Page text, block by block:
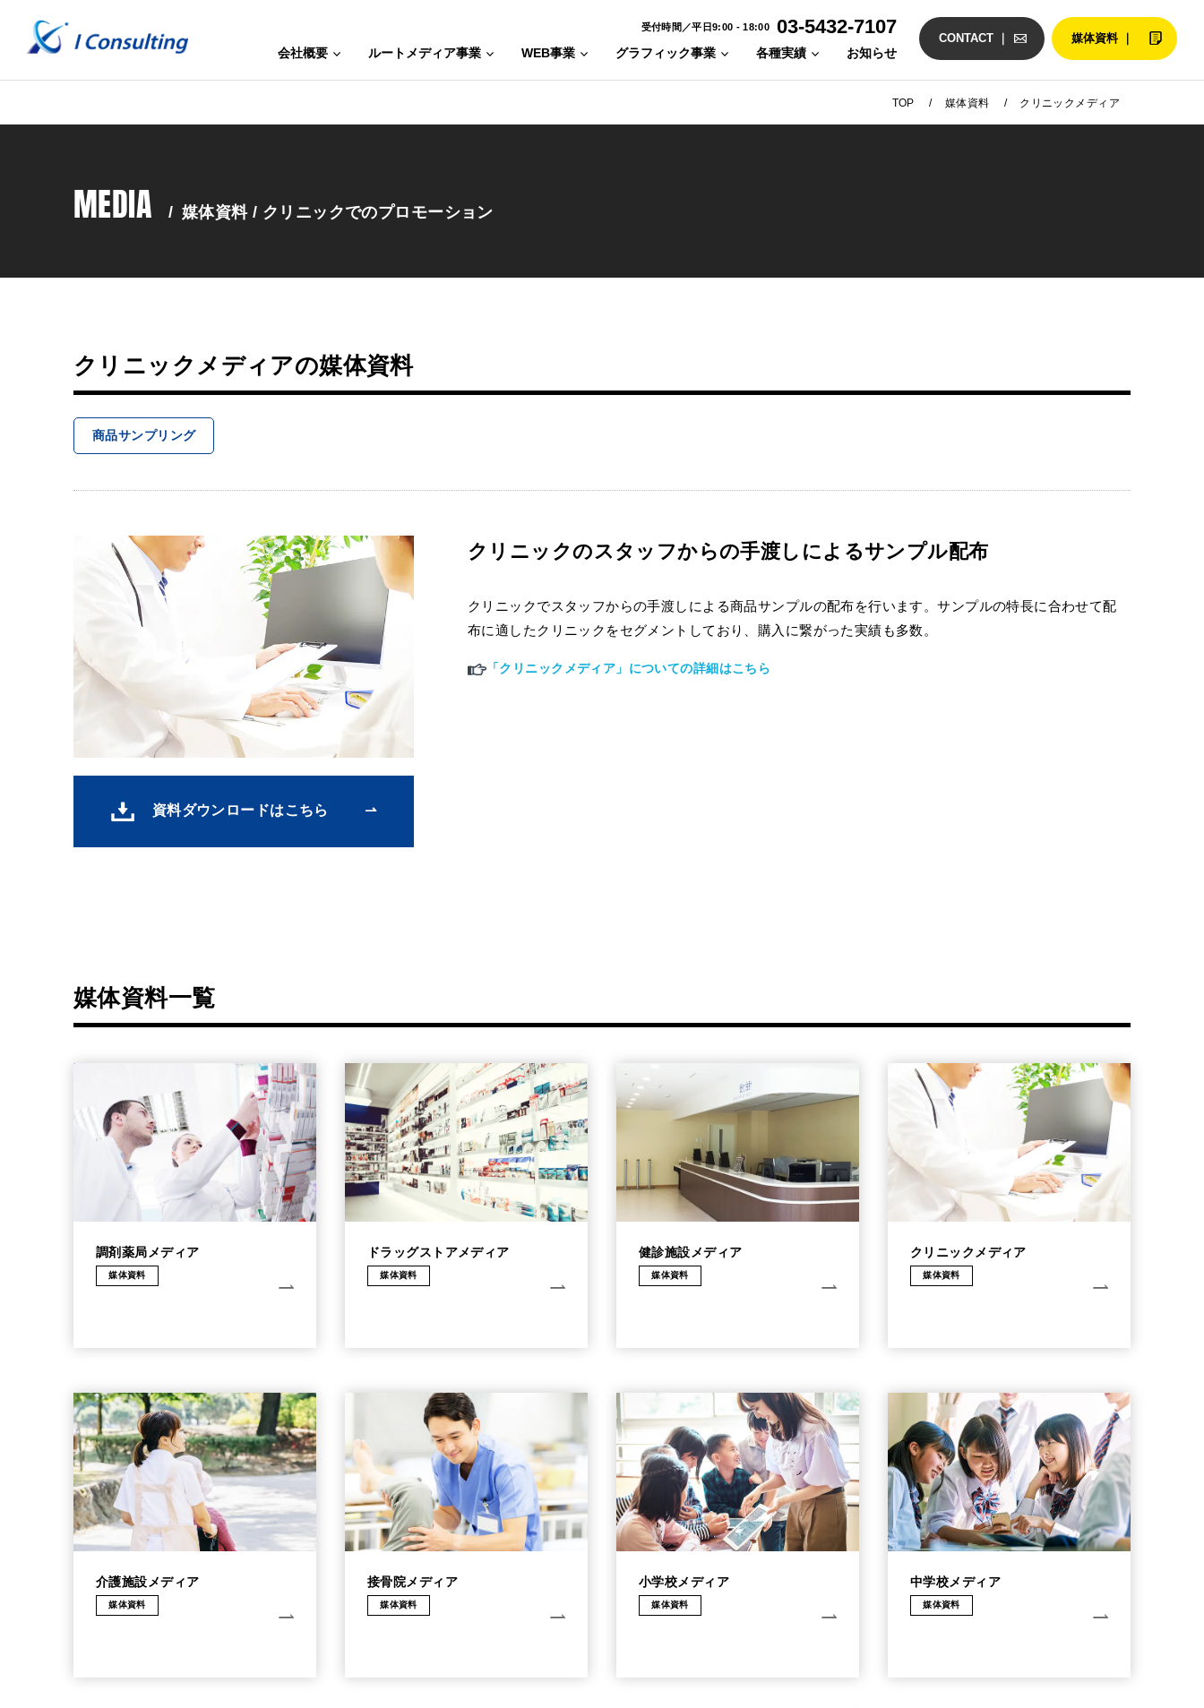
受付時間／平日9:00 - 18:00 03-5432-7107
会社概要 ルートメディア事業 WEB事業 グラフィック事業 各種実績 お知らせ
CONTACT ｜ 媒体資料 ｜
TOP / 媒体資料 / クリニックメディア
MEDIA / 媒体資料 / クリニックでのプロモーション
クリニックメディアの媒体資料
商品サンプリング
資料ダウンロードはこちら
クリニックのスタッフからの手渡しによるサンプル配布
クリニックでスタッフからの手渡しによる商品サンプルの配布を行います。サンプルの特長に合わせて配
布に適したクリニックをセグメントしており、購入に繋がった実績も多数。
「クリニックメディア」についての詳細はこちら
媒体資料一覧
調剤薬局メディア
媒体資料
ドラッグストアメディア
媒体資料
健診施設メディア
媒体資料
クリニックメディア
媒体資料
介護施設メディア
媒体資料
接骨院メディア
媒体資料
小学校メディア
媒体資料
中学校メディア
媒体資料